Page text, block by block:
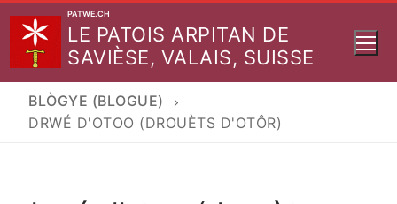
Aller
contenu
PATWE.CH
LE PATOIS ARPITAN DE
SAVIÈSE, VALAIS, SUISSE
BLÒGYE (BLOGUE)
DRWÉ D'OTOO (DROUÈTS D'OTÔR)